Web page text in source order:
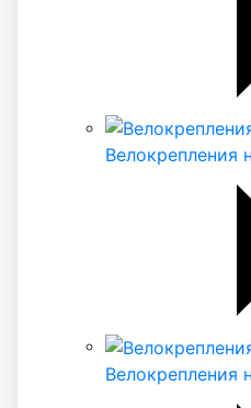
Велокрепления
Велокрепления